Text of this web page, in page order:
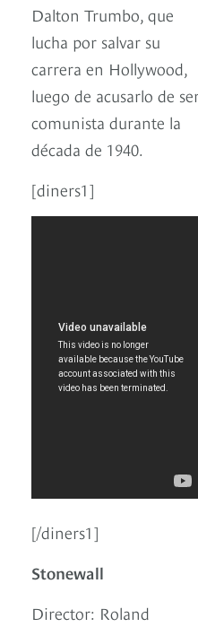
Dalton Trumbo, que
lucha por salvar su
carrera en Hollywood,
luego de acusarlo de
comunista durante la
década de 1940.
[diners1]
[/diners1]
Stonewall
Director: Roland